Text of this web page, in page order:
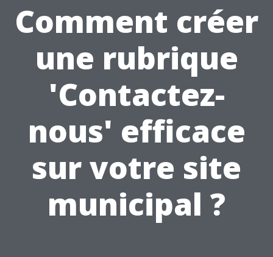
Comment créer
une rubrique
'Contactez-
nous' efficace
sur votre site
municipal ?